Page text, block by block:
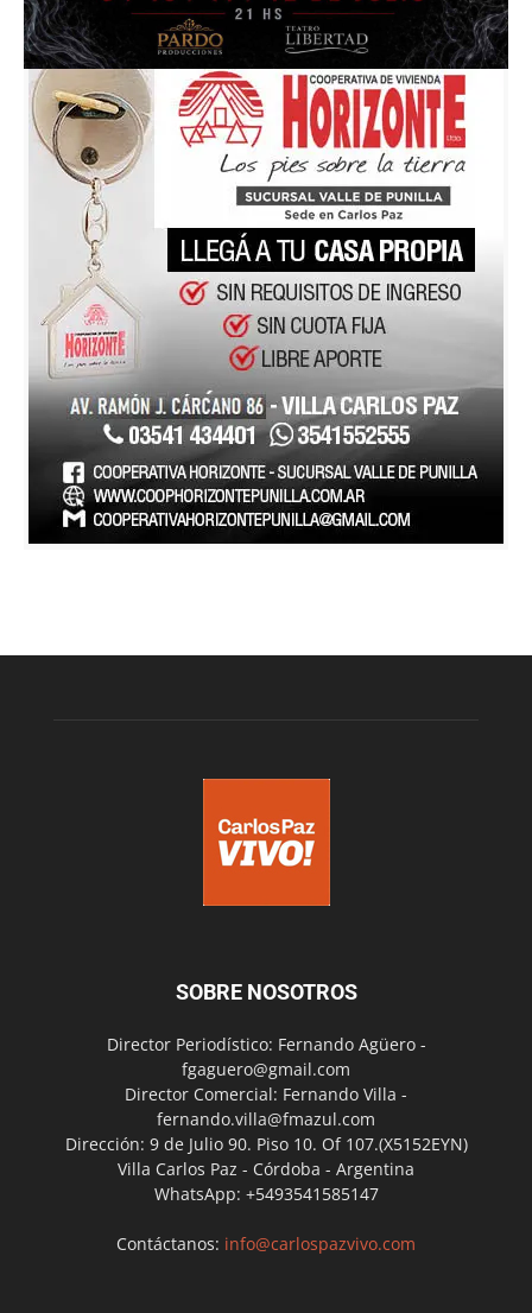
SOBRE NOSOTROS
Director Periodístico: Fernando Agüero -
fgaguero@gmail.com
Director Comercial: Fernando Villa -
fernando.villa@fmazul.com
Dirección: 9 de Julio 90. Piso 10. Of 107.(X5152EYN)
Villa Carlos Paz - Córdoba - Argentina
WhatsApp: +5493541585147
Contáctanos: info@carlospazvivo.com